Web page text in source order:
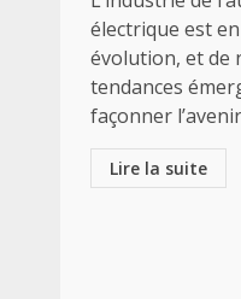
électrique est
évolution, et de
tendances
façonner
Lire la suite